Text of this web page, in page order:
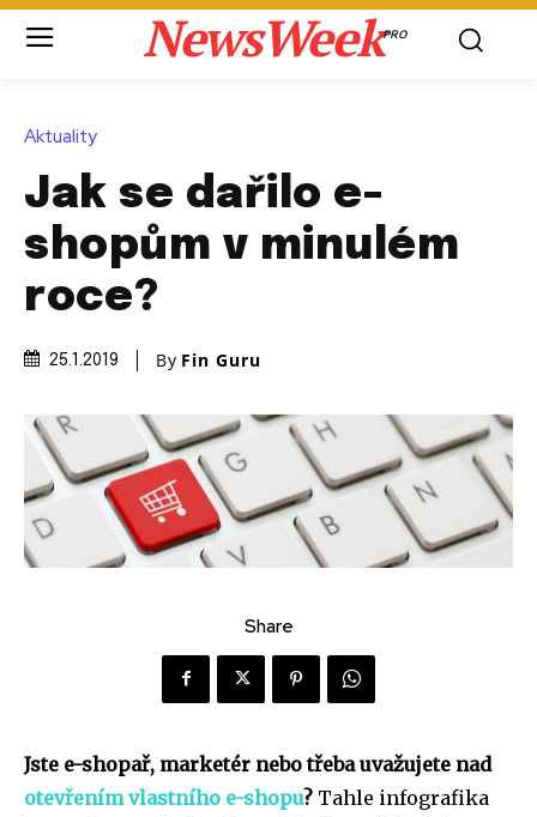
NewsWeekPRO
Aktuality
Jak se dařilo e-
shopům v minulém
roce?
25.1.2019 By Fin Guru
Share
Jste e-shopař, marketér nebo třeba uvažujete nad
otevřením vlastního e-shopu? Tahle infografika